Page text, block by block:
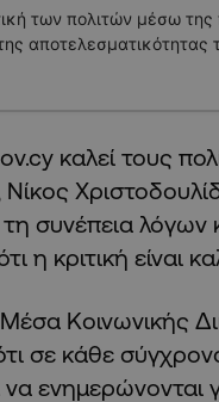
των πολιτών μέσω
αποτελεσματικότητας
καλεί τους
συνέπεια λόγων
η κριτική είναι
Κοινωνικής
σε κάθε
ενημερώνονται